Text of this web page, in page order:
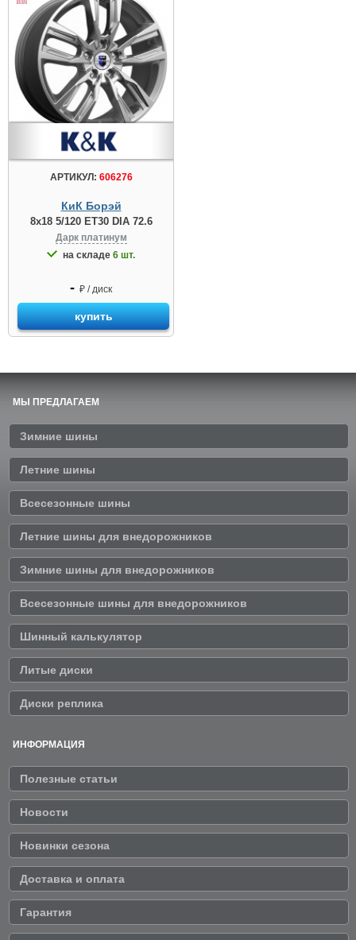
АРТИКУЛ: 606276
КиК Борэй
8x18 5/120 ET30 DIA 72.6
Дарк платинум
на складе 6 шт.
- ₽ / диск
купить
МЫ ПРЕДЛАГАЕМ
Зимние шины
Летние шины
Всесезонные шины
Летние шины для внедорожников
Зимние шины для внедорожников
Всесезонные шины для внедорожников
Шинный калькулятор
Литые диски
Диски реплика
ИНФОРМАЦИЯ
Полезные статьи
Новости
Новинки сезона
Доставка и оплата
Гарантия